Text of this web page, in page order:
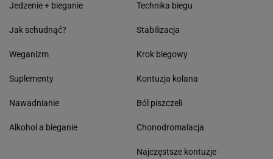
Jedzenie + bieganie
Jak schudnąć?
Weganizm
Suplementy
Nawadnianie
Alkohol a bieganie
Technika biegu
Stabilizacja
Krok biegowy
Kontuzja kolana
Ból piszczeli
Chonodromalacja
Najczęstsze kontuzje